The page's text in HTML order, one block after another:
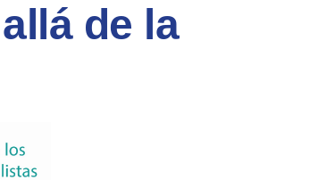
de la